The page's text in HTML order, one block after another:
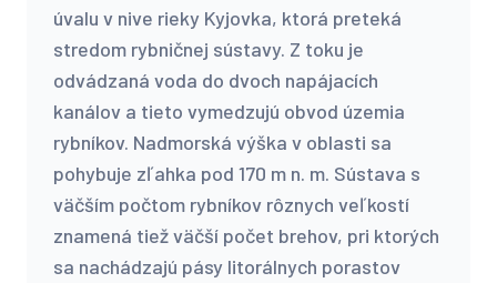
úvalu v nive rieky Kyjovka, ktorá preteká
stredom rybničnej sústavy. Z toku je
odvádzaná voda do dvoch napájacích
kanálov a tieto vymedzujú obvod územia
rybníkov. Nadmorská výška v oblasti sa
pohybuje zľahka pod 170 m n. m. Sústava s
väčším počtom rybníkov rôznych veľkostí
znamená tiež väčší počet brehov, pri ktorých
sa nachádzajú pásy litorálnych porastov